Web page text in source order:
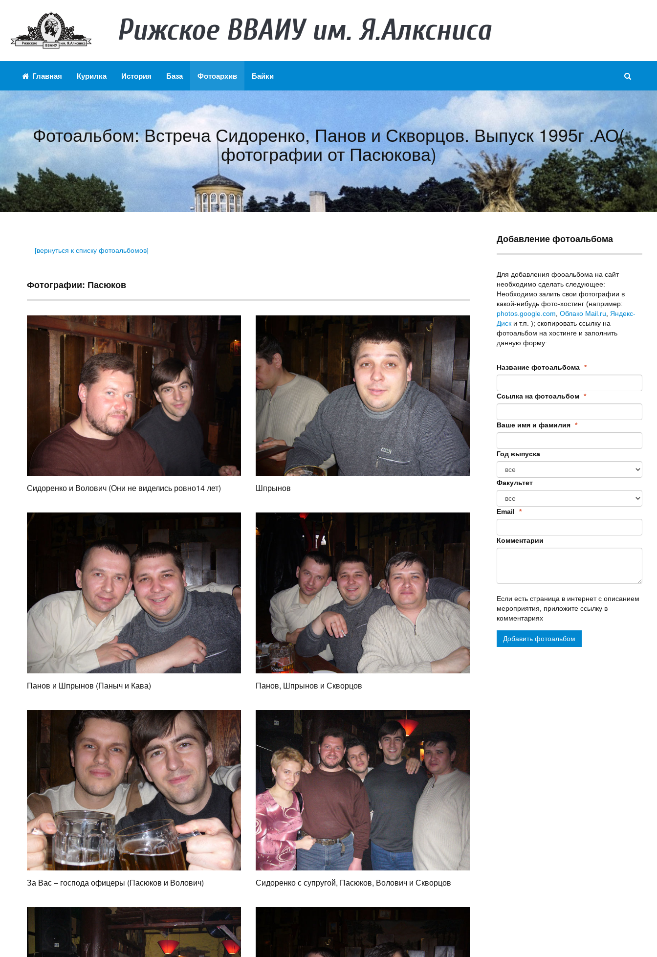
Рижское ВВАИУ им. Я.Алксниса
Главная Курилка История База Фотоархив Байки
Фотоальбом: Встреча Сидоренко, Панов и Скворцов. Выпуск 1995г .АО(
фотографии от Пасюкова)
[вернуться к списку фотоальбомов]
Фотографии: Пасюков
Сидоренко и Волович (Они не виделись ровно14 лет) Шпрынов
Панов и Шпрынов (Паныч и Кава) Панов, Шпрынов и Скворцов
За Вас – господа офицеры (Пасюков и Волович) Сидоренко с супругой, Пасюков, Волович и Скворцов
Добавление фотоальбома
Для добавления фооальбома на сайт
необходимо сделать следующее:
Необходимо залить свои фотографии в
какой-нибудь фото-хостинг (например:
photos.google.com Облако Mail.ru
Яндекс-
Диски т.п. ); скопировать ссылку на
фотоальбом на хостинге и заполнить
данную форму:
Название фотоальбома *
Ссылка на фотоальбом *
Ваше имя и фамилия *
Год выпуска
Факультет
Email *
Комментарии
Если есть страница в интернет с описанием
мероприятия, приложите ссылку в
комментариях
Добавить фотоальбом